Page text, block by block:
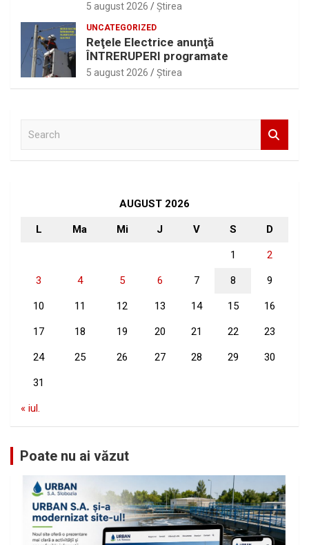
5 august 2026 Ştirea
UNCATEGORIZED
Reţele Electrice anunţă
ÎNTRERUPERI programate
5 august 2026 Ştirea
AUGUST 2026
L Ma Mi J V S D
1 2
3 4 5 6 7 8 9
10 11 12 13 14 15 16
17 18 19 20 21 22 23
24 25 26 27 28 29 30
31
« iul.
Poate nu ai văzut